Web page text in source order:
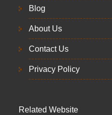
Blog
About Us
Contact Us
Privacy Policy
Related Website